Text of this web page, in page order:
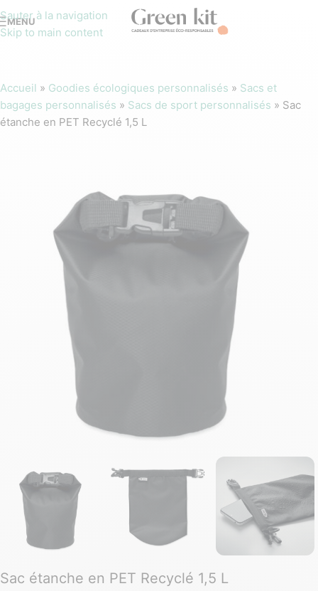
Sauter à la navigation
Skip to main content
MENU
Accueil » Goodies écologiques personnalisés » Sacs et
bagages personnalisés » Sacs de sport personnalisés » Sac
étanche en PET Recyclé 1,5 L
Sac étanche en PET Recyclé 1,5 L